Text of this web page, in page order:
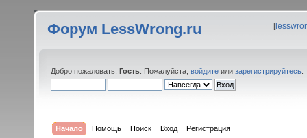
Форум LessWrong.ru [
Добро пожаловать, Гость . Пожалуйста, войдите или зарегистрируйтесь
Начало Помощь Поиск Вход Регистрация